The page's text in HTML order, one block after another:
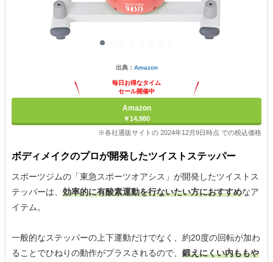
出典： Amazon
毎日お得なタイム
セール開催中
Amazon
￥14,980
※各社通販サイトの 2024年12月9日時点 での税込価格
ボディメイクのプロが開発したツイストステッパー
スポーツジムの「東急スポーツオアシス」が開発したツイストス
テッパーは、 効率的に有酸素運動を行ないたい方におすすめなア
イテム。
一般的なステッパーの上下運動だけでなく、約20度の回転が加わ
ることでひねりの動作がプラスされるので、 鍛えにくい内ももや